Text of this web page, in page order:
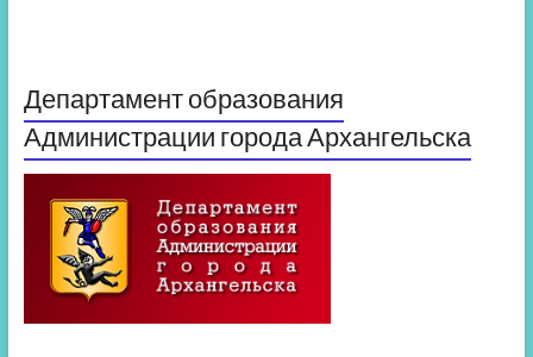
Департамент образования
Администрации города Архангельска